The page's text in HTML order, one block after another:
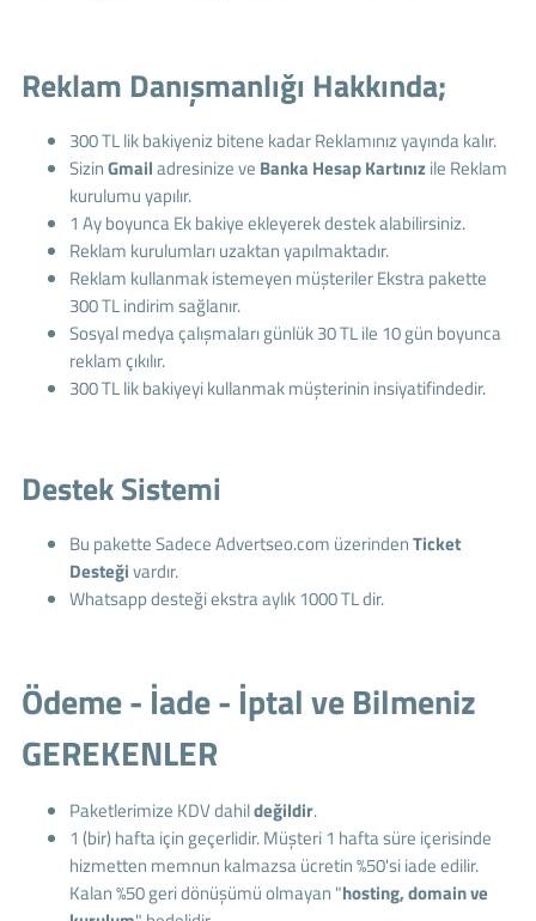
Reklam Danışmanlığı Hakkında;
300 TL lik bakiyeniz bitene kadar Reklamınız yayında kalır.
SizinGmailadresinize ve Banka Hesap Kartınızile Reklam
kurulumu yapılır.
1 Ay boyunca Ek bakiye ekleyerek destek alabilirsiniz.
Reklam kurulumları uzaktan yapılmaktadır.
Reklam kullanmak istemeyen müşteriler Ekstra pakette
300 TL indirim sağlanır.
Sosyal medya çalışmaları günlük 30 TL ile 10 gün boyunca
reklam çıkılır.
300 TL lik bakiyeyi kullanmak müşterinin insiyatifindedir.
Destek Sistemi
Bu pakette Sadece Advertseo.com üzerindenTicket
Desteğivardır.
Whatsapp desteği ekstra aylık 1000 TL dir.
Ödeme - İade - İptal ve Bilmeniz
GEREKENLER
Paketlerimize KDV dahildeğildir.
1 (bir) hafta için geçerlidir. Müşteri 1 hafta süre içerisinde
hizmetten memnun kalmazsa ücretin %50'si iade edilir.
Kalan %50 geri dönüşümü olmayan "hosting, domain ve